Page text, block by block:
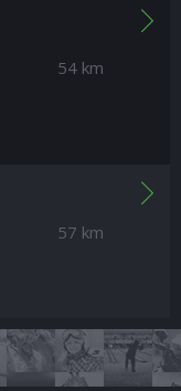
54 km
57 km